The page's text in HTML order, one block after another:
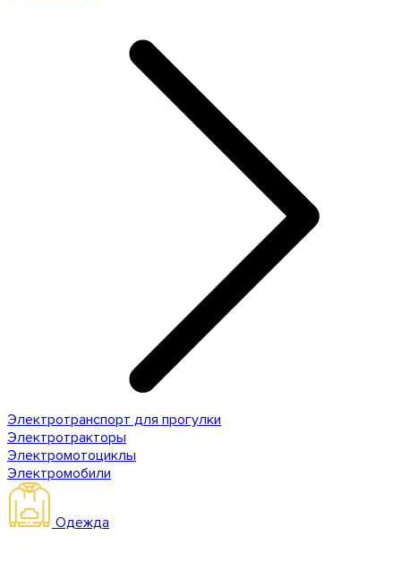
Электротранспорт для прогулки
Электротракторы
Электромотоциклы
Электромобили
Одежда